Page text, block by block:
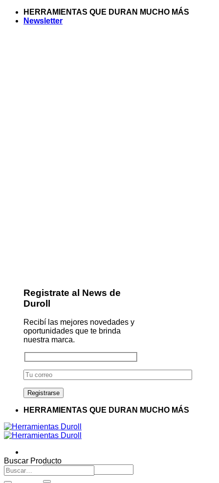
Saltar
HERRAMIENTAS QUE DURAN MUCHO MÁS
Newsletter
Registrate al News de
Duroll
Recibí las mejores novedades y
oportunidades que te brinda
nuestra marca.
HERRAMIENTAS QUE DURAN MUCHO MÁS
Buscar
por:
Buscar Producto
Buscar
por: